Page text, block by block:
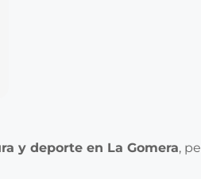
y deporte en La Gomera,